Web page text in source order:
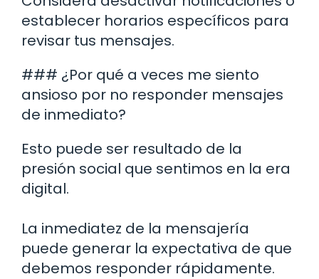
establecer horarios específicos para
revisar tus mensajes.
### ¿Por qué a veces me siento
ansioso por no responder mensajes
de inmediato?
Esto puede ser resultado de la
presión social que sentimos en la era
digital.
La inmediatez de la mensajería
puede generar la expectativa de que
debemos responder rápidamente.